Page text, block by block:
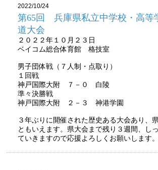
2022/10/24
第65回 兵庫県私立中学校・高等
道大会
２０２２年１０月２３日
ベイコム総合体育館 格技室
男子団体戦（７人制・点取り）
１回戦
神戸国際大附 ７－０ 白陵
準々決勝戦
神戸国際大附 ２－３ 神港学園
３年ぶりに開催された歴史ある大会あり、
ともいえます。県大会まで残り３週間、し
ていきますので応援よろしくお願いします。